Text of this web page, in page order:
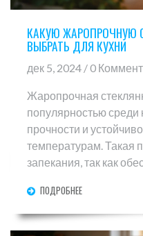
КАКУЮ ЖАРОПРОЧНУЮ
ВЫБРАТЬ ДЛЯ КУХНИ
дек 5, 2024 / 0
Жаропрочная
популярностью среди
прочности и
температурам. Такая
запекания, так как
различные виды
преимущества и
даются полезные
ПОДРОБНЕЕ